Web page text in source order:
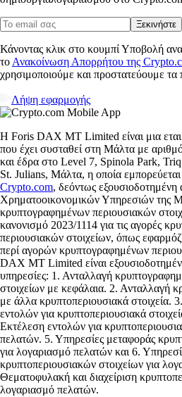
Ξεκινήστε
Κάνοντας κλικ στο κουμπί Υποβολή
το Ανακοίνωση Απορρήτου της
χρησιμοποιούμε και προστατεύουμε
Λήψη εφαρμογής
Η Foris DAX MT Limited είναι μια
που έχει συσταθεί στη Μάλτα με
και έδρα στο Level 7, Spinola Park,
St. Julians, Μάλτα, η οποία
Crypto.com, δεόντως
Χρηματοοικονομικών Υπηρεσιών της
κρυπτογραφημένων περιουσιακών
κανονισμό 2023/1114 για τις αγορές
περιουσιακών στοιχείων, όπως
περί αγορών κρυπτογραφημένων
DAX MT Limited είναι
υπηρεσίες: 1. Ανταλλαγή
στοιχείων με κεφάλαια. 2. Ανταλλαγή
με άλλα κρυπτοπεριουσιακά στοιχεία.
εντολών για κρυπτοπεριουσιακά
Εκτέλεση εντολών για
πελατών. 5. Υπηρεσίες μεταφοράς
για λογαριασμό πελατών και 6.
κρυπτοπεριουσιακών στοιχείων για
Θεματοφυλακή και διαχείριση
λογαριασμό πελατών.